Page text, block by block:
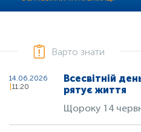
Варто знати
14.06.2026
11:20
Всесвітній
рятує життя
Щороку 14